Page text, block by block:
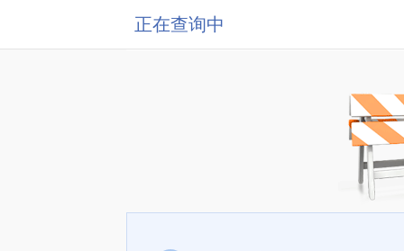
正在查询中